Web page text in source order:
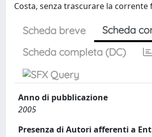
Costa, senza trascurare la corrente
Scheda breve
Scheda
Scheda completa (DC)
Anno di pubblicazione
2005
Presenza di Autori afferenti a